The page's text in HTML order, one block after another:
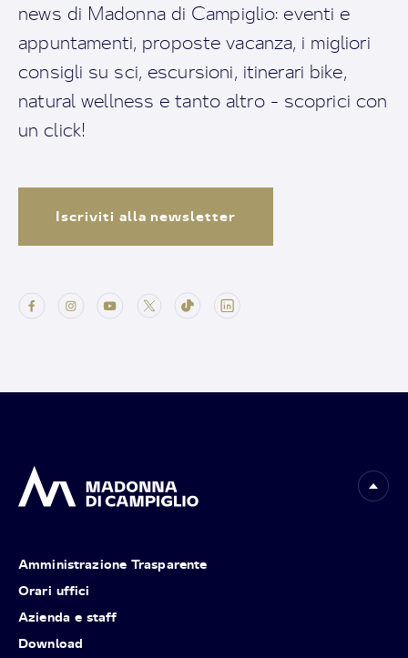
news di Madonna di Campiglio: eventi e
appuntamenti, proposte vacanza, i migliori
consigli su sci, escursioni, itinerari bike,
natural wellness e tanto altro - scoprici con
un click!
Iscriviti alla newsletter
Amministrazione Trasparente
Orari uffici
Azienda e staff
Download